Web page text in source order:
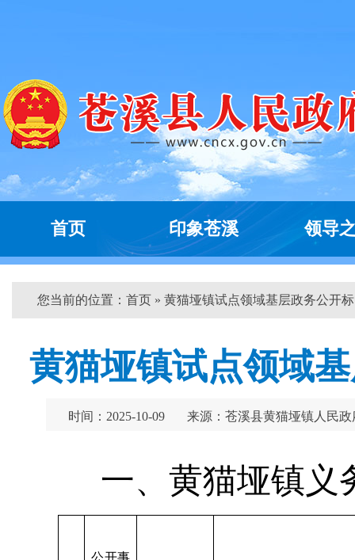
首页 印象苍溪 领导
您当前的位置： 首页 » 黄猫垭镇试点领域基层政务公开
黄猫垭镇试点领域
时间：2025-10-09 来源：苍溪县黄猫垭镇人民政
一、黄猫垭镇义
公开事